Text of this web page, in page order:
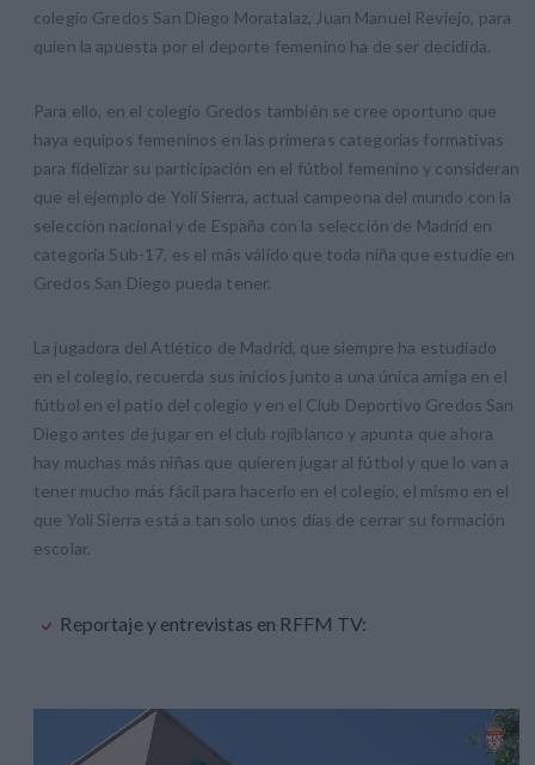
colegio Gredos San Diego Moratalaz, Juan Manuel Reviejo, para
quien la apuesta por el deporte femenino ha de ser decidida.
Para ello, en el colegio Gredos también se cree oportuno que
haya equipos femeninos en las primeras categorías formativas
para fidelizar su participación en el fútbol femenino y consideran
que el ejemplo de Yoli Sierra, actual campeona del mundo con la
selección nacional y de España con la selección de Madrid en
categoría Sub-17, es el más válido que toda niña que estudie en
Gredos San Diego pueda tener.
La jugadora del Atlético de Madrid, que siempre ha estudiado
en el colegio, recuerda sus inicios junto a una única amiga en el
fútbol en el patio del colegio y en el Club Deportivo Gredos San
Diego antes de jugar en el club rojiblanco y apunta que ahora
hay muchas más niñas que quieren jugar al fútbol y que lo van a
tener mucho más fácil para hacerlo en el colegio, el mismo en el
que Yoli Sierra está a tan solo unos días de cerrar su formación
escolar.
Reportaje y entrevistas en RFFM TV: